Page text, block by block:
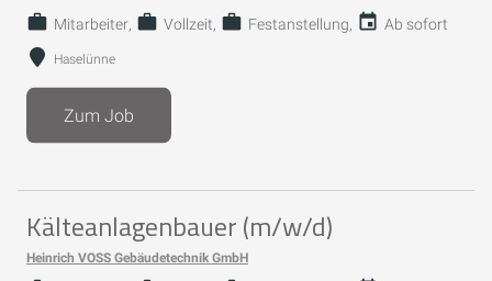
Mitarbeiter Vollzeit Festanstellung Ab sofort
Haselünne
Zum Job
Kälteanlagenbauer (m/w/d)
Heinrich VOSS Gebäudetechnik GmbH